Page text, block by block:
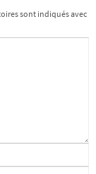
sont indiqués avec